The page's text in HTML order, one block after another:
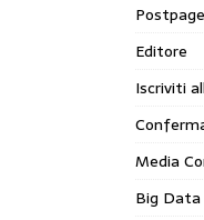
Postpage
Editore
Iscriviti
Media
Big